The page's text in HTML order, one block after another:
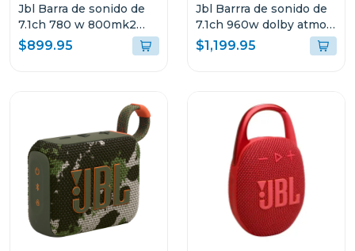
Jbl Barra de sonido de
7.1ch 780 w 800mk2
dolby atmos bar800m2
$899.95
Jbl Barrra de sonido de
7.1ch 960w dolby atmos
bar1000m2
$1,199.95